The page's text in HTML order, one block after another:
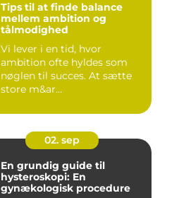
Tips til at finde balance
mellem ambition og
tålmodighed
Vi lever i en tid, hvor
ambition ofte hyldes som
nøglen til succes. At sætte
store m&ar...
02. sep
En grundig guide til
hysteroskopi: En
gynækologisk procedure